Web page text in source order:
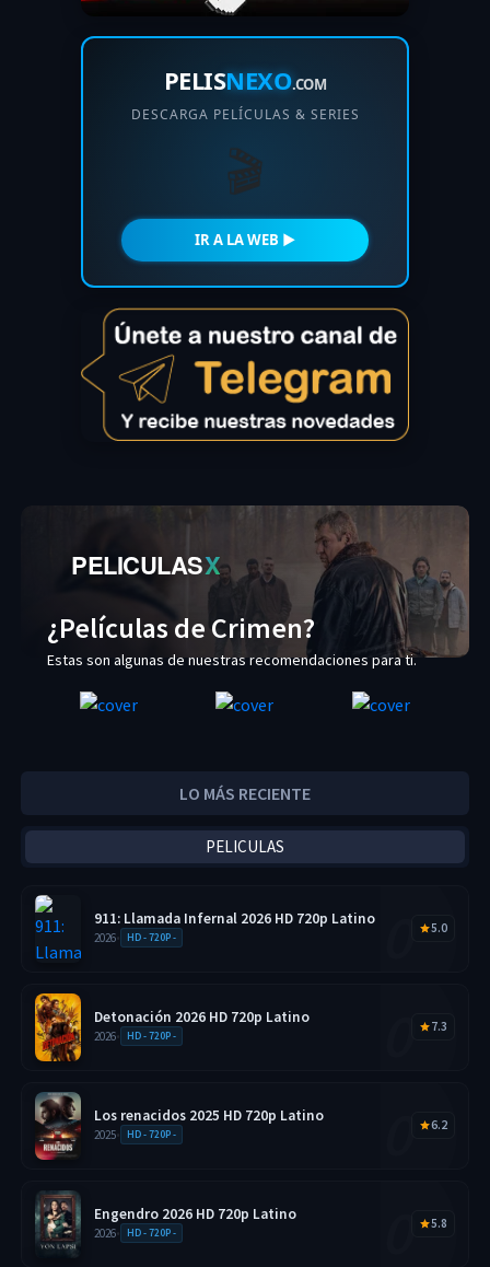
PELISNEXO.COM
DESCARGA PELÍCULAS & SERIES
🎬
IR A LA WEB ►
PELICULASX
¿Películas de Crimen?
Estas son algunas de nuestras recomendaciones para ti.
LO MÁS RECIENTE
PELICULAS
911: Llamada Infernal 2026 HD 720p Latino
2026• HD - 720P -
5.0
Detonación 2026 HD 720p Latino
2026• HD - 720P -
7.3
Los renacidos 2025 HD 720p Latino
2025• HD - 720P -
6.2
Engendro 2026 HD 720p Latino
2026• HD - 720P -
5.8